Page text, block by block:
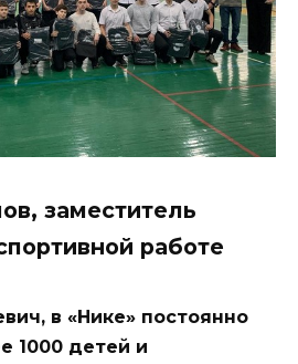
заместитель
работе
в «Нике» постоянно
1000 детей и